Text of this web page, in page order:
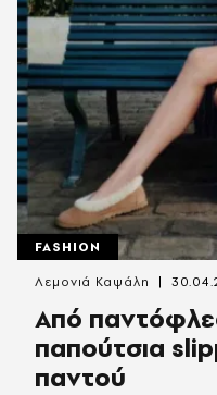
FASHION
Από
παπούτσια
παντού
Λεμονιά Καψάλη